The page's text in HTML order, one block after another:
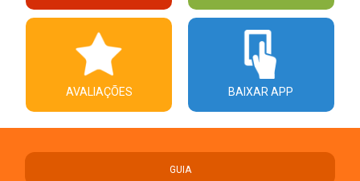
AVALIAÇÕES BAIXAR APP
GUIA